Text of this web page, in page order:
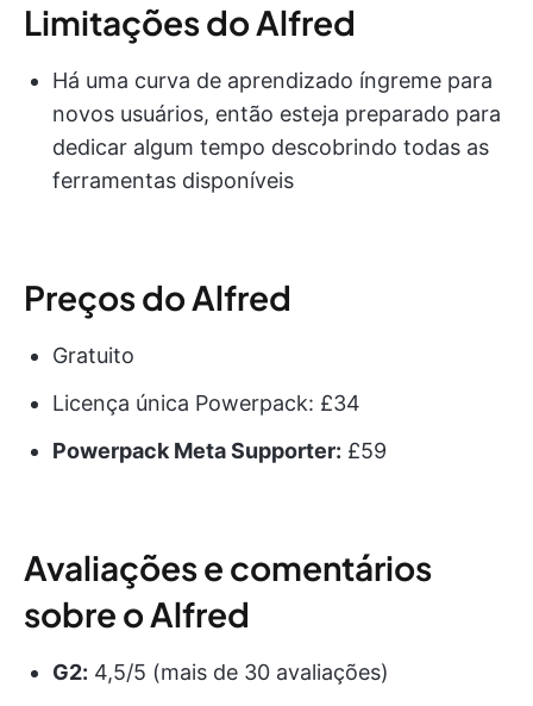
Limitações do Alfred
Há uma curva de aprendizado íngreme para
novos usuários, então esteja preparado para
dedicar algum tempo descobrindo todas as
ferramentas disponíveis
Preços do Alfred
Gratuito
Licença única Powerpack: £34
Powerpack Meta Supporter: £59
Avaliações e comentários
sobre o Alfred
G2: 4,5/5 (mais de 30 avaliações)